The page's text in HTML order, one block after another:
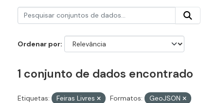
Ordenar por
1 conjunto de dados encontrado
Etiquetas: Feiras Livres Formatos:
GeoJSON